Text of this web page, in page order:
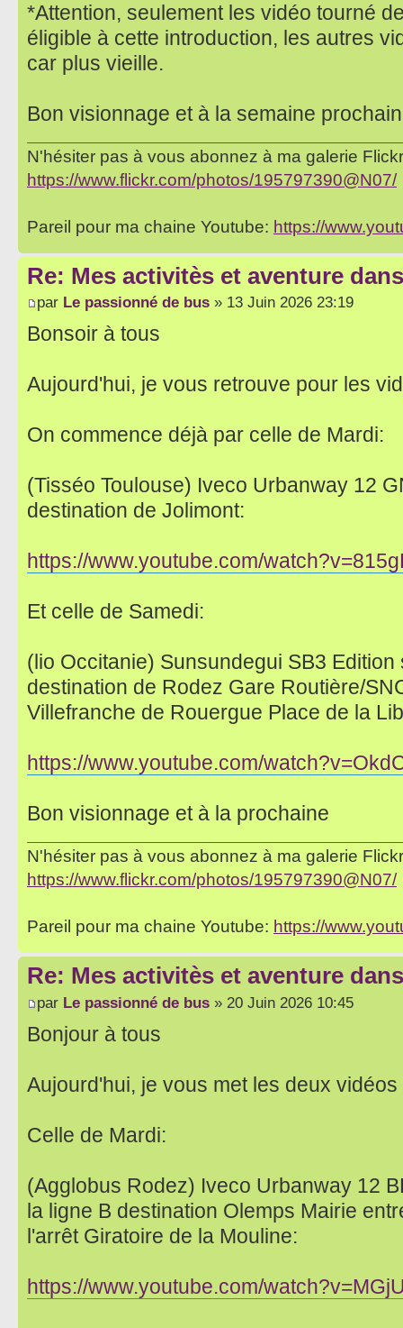
*Attention, seulement les vidéo tourné
éligible à cette introduction, les autres
car plus vieille.
Bon visionnage et à la semaine
N'hésiter pas à vous abonnez à ma galerie
https://www.flickr.com/photos/195797390@N07/
Pareil pour ma chaine Youtube: https://
Re: Mes activitès et aventure
par Le passionné de bus » 13 Juin 2026 23:19
Bonsoir à tous
Aujourd'hui, je vous retrouve pour les
On commence déjà par celle de Mardi:
(Tisséo Toulouse) Iveco Urbanway 12
destination de Jolimont:
https://www.youtube.com/
Et celle de Samedi:
(lio Occitanie) Sunsundegui SB3 Edition
destination de Rodez Gare Routière/
Villefranche de Rouergue Place de la
https://www.youtube.com/
Bon visionnage et à la prochaine
N'hésiter pas à vous abonnez à ma galerie
https://www.flickr.com/photos/195797390@N07/
Pareil pour ma chaine Youtube: https://
Re: Mes activitès et aventure
par Le passionné de bus » 20 Juin 2026 10:45
Bonjour à tous
Aujourd'hui, je vous met les deux
Celle de Mardi:
(Agglobus Rodez) Iveco Urbanway 12
la ligne B destination Olemps Mairie
l'arrêt Giratoire de la Mouline:
https://www.youtube.com/